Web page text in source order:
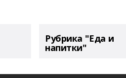
Рубрика "Еда и
напитки"